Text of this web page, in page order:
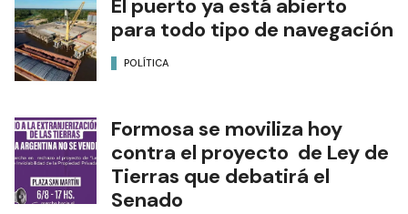
El puerto ya está abierto
para todo tipo de navegación
POLÍTICA
Formosa se moviliza hoy
contra el proyecto de Ley de
Tierras que debatirá el
Senado